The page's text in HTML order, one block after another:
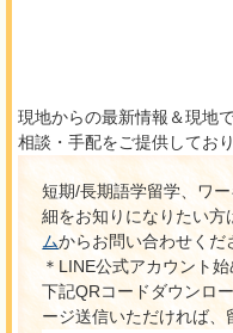
現地からの最新情報＆現地
相談・手配をご提供しており
短期/長期語学留学、ワ
細をお知りになりたい方
ムからお問い合わせくだ
＊LINE公式アカウント
下記QRコードダウンロ
ージ送信いただければ